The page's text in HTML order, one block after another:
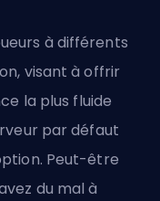
à différents
visant à offrir
la plus fluide
par défaut
Peut-être
du mal à